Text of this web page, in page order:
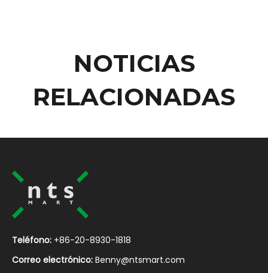
NOTICIAS
RELACIONADAS
Teléfono: +86-20-8930-1818
Correo electrónico: Benny@ntsmart.com